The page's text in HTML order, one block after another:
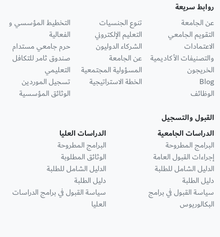
روابط سريعة
عن الجامعة
التقويم الجامعي
الاعتمادات
والتصنيفات الأكاديمية
الخريجون
Blog
الوظائف
تنوع الجنسيات
التعليم الإلكتروني
الشركاء الدوليون
عن الجامعة
المسؤولية المجتمعية
الخطة الاستراتيجية
التخطيط المؤسسي و
الفعالية
حرم جامعي مستدام
صندوق ثامر للتكافل
التعليمي
تسجيل الموردين
الوثائق المؤسسية
القبول والتسجيل
الدراسات الجامعية
البرامج المطروحة
إجراءات القبول العامة
الدليل الشامل للطلبة
دليل الطلبة
سياسة القبول في برامج
البكالوريوس
الدراسات العليا
البرامج المطروحة
الوثائق المطلوبة
الدليل الشامل للطلبة
دليل الطلبة
سياسة القبول في برامج الدراسات
العليا